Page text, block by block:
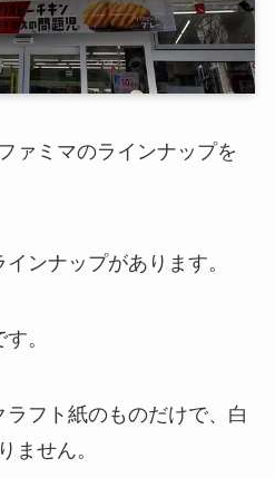
ァミマのラインナップを
ンナップがあります。
。
フト紙のものだけで、白
ません。